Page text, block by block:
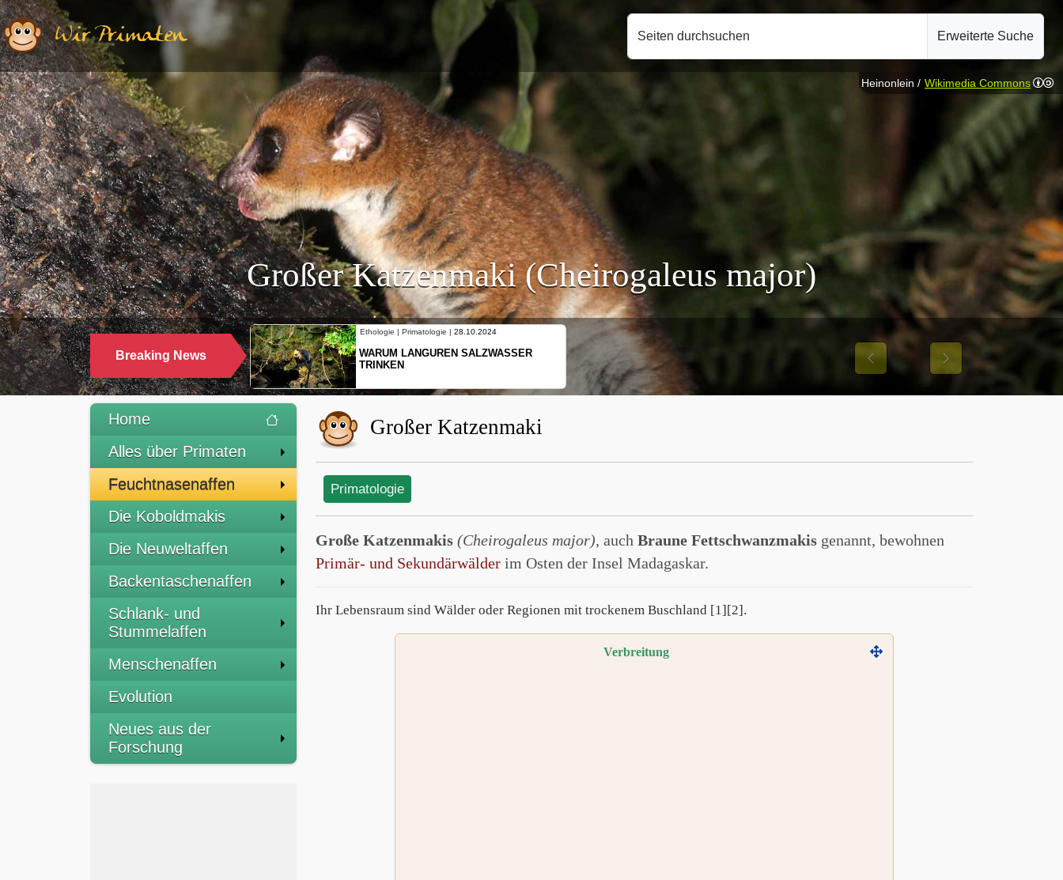
Wir Primaten Seiten durchsuchen Erweiterte Suche
Großer Katzenmaki (Cheirogaleus major)
Breaking News
Ethologie | Primatologie | 10.10.2024
NEUES VON WEIBLICHEN
SCHOPFGIBBONS UND IHRER
Previous Next
Heinonlein / Wikimedia Commons
Home
Alles über Primaten
Feuchtnasenaffen
Die Koboldmakis
Die Neuweltaffen
Backentaschenaffen
Schlank- und
Stummelaffen
Menschenaffen
Evolution
Neues aus der
Forschung
Großer Katzenmaki
Primatologie
Große Katzenmakis (Cheirogaleus major), auch Braune Fettschwanzmakis genannt, bewohnen
Primär- und Sekundärwälder im Osten der Insel Madagaskar.
Ihr Lebensraum sind Wälder oder Regionen mit trockenem Buschland [1][2].
Verbreitung